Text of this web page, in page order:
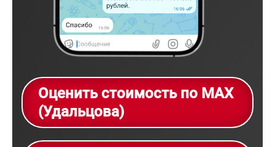
Оценить стоимость по MAX
(Удальцова)